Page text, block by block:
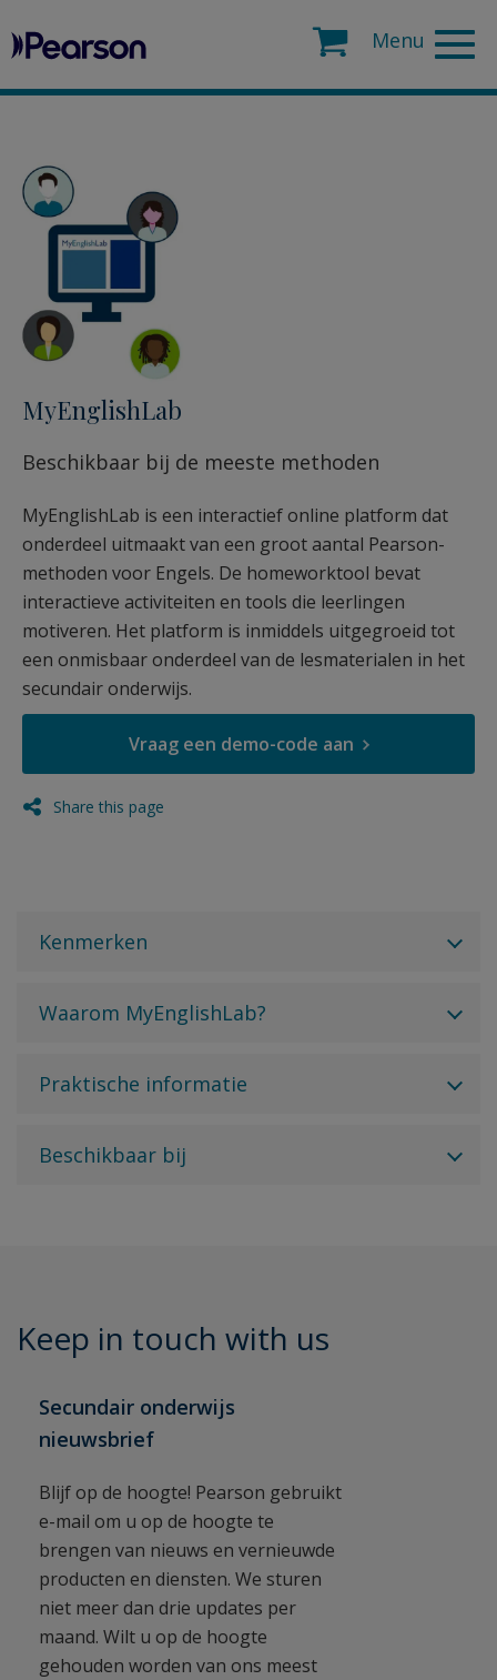
Pearson
MyEnglishLab
Beschikbaar bij de meeste methoden
MyEnglishLab is een interactief online platform dat
onderdeel uitmaakt van een groot aantal Pearson-
methoden voor Engels. De homeworktool bevat
interactieve activiteiten en tools die leerlingen
motiveren. Het platform is inmiddels uitgegroeid tot
een onmisbaar onderdeel van de lesmaterialen in het
secundair onderwijs.
Vraag een demo-code aan
Share this page
Kenmerken
Waarom MyEnglishLab?
Praktische informatie
Beschikbaar bij
Keep in touch with us
Secundair onderwijs
nieuwsbrief
Blijf op de hoogte! Pearson gebruikt
e-mail om u op de hoogte te
brengen van nieuws en vernieuwde
producten en diensten. We sturen
niet meer dan drie updates per
maand. Wilt u op de hoogte
gehouden worden van ons meest